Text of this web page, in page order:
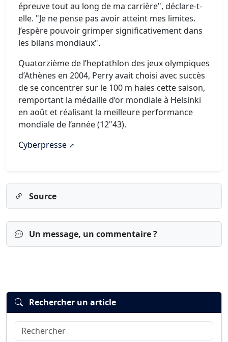
épreuve tout au long de ma carrière", déclare-t-
elle. "Je ne pense pas avoir atteint mes limites.
J’espère pouvoir grimper significativement dans
les bilans mondiaux".
Quatorzième de l’heptathlon des jeux olympiques
d’Athènes en 2004, Perry avait choisi avec succès
de se concentrer sur le 100 m haies cette saison,
remportant la médaille d’or mondiale à Helsinki
en août et réalisant la meilleure performance
mondiale de l’année (12"43).
Cyberpresse
Source
Un message, un commentaire ?
Connexion
Rechercher un article
Rechercher